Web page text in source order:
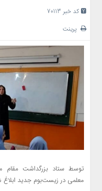
کد خبر 70113
پرینت
توسط ستاد بزرگداشت مقام
معلمی در زیست‌بوم جدید